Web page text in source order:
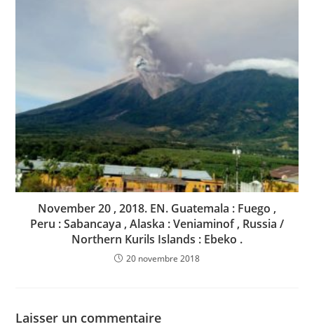
November 20 , 2018. EN. Guatemala : Fuego ,
Peru : Sabancaya , Alaska : Veniaminof , Russia /
Northern Kurils Islands : Ebeko .
20 novembre 2018
Laisser un commentaire